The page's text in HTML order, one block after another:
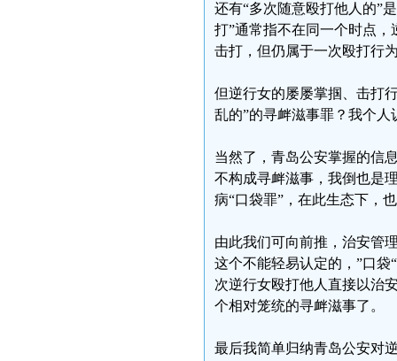
还有“多次随意殴打他人的”
打”通常指不在同一个时点
击打，但仍属于一次殴打行
但逆行女的屡屡掌掴、击打
乱的”的寻衅滋事罪？我个人
当然了，青岛公安掌握的信
不构成寻衅滋事，我倒也是
病“口袋罪”，在此生态下，
由此我们可向前推，治安管
这个不能轻易认定的，”口
次逆行女殴打他人直接以治
个相对笼统的寻衅滋事了。
最后我简单归纳青岛公安对